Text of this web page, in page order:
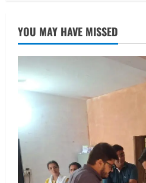
August 6,
2
तीलू रौतेली
चयन : रेखा
August 6,
3
मिस
ब्यूटीफुल आइज़’
आयोजन
August 5,
YOU MAY HAVE MISSED